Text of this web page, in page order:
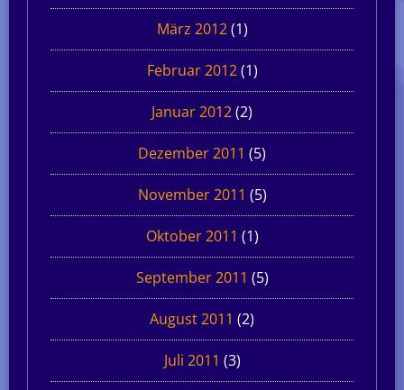
März 2012(1)
Februar 2012(1)
Januar 2012(2)
Dezember 2011 (5)
November 2011 (5)
Oktober 2011 (1)
September 2011 (5)
August 2011 (2)
Juli 2011 (3)